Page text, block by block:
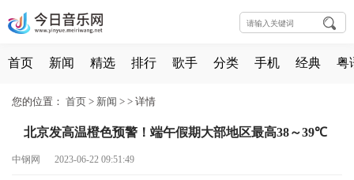
首页 新闻 精选 排行 歌手 分类 手机 经典 粤
您的位置： 首页 > 新闻 > > 详情
北京发高温橙色预警！端午假期大部地区最高38～39℃
中钢网 2023-06-22 09:51:49